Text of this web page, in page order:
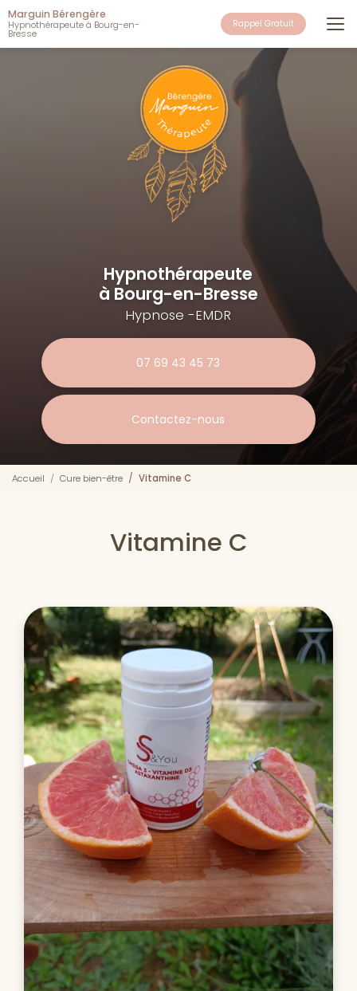
Aller
au
contenu
principal
Marguin Bérengère
Hypnothérapeute à Bourg-en-
Bresse
Rappel Gratuit
Hypnothérapeute
à Bourg-en-Bresse
Hypnose -EMDR
07 69 43 45 73
Contactez-nous
Accueil Cure bien-être Vitamine C
Vitamine C